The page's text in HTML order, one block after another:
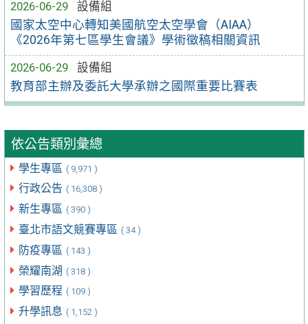
2026-06-29
設備組
國家太空中心轉知美國航空太空學會（AIAA）
《2026年第七區學生會議》學術徵稿相關資訊
2026-06-29
設備組
教育部主辦及委託大學承辦之國際重要比賽表
依公告類別彙總
學生專區 ( 9,971 )
行政公告 ( 16,308 )
新生專區 ( 390 )
臺北市語文競賽專區 ( 34 )
防疫專區 ( 143 )
榮耀南湖 ( 318 )
學習歷程 ( 109 )
升學訊息 ( 1,152 )